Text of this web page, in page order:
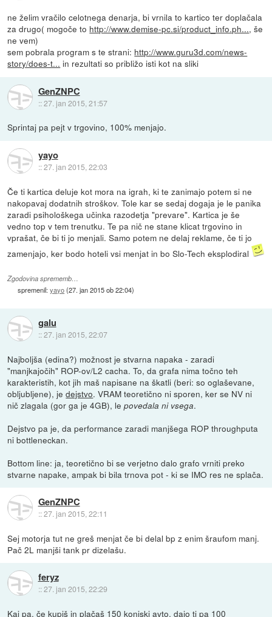
ne želim vračilo celotnega denarja, bi vrnila to kartico ter doplačala
za drugo( mogoče to http://www.demise-pc.si/product_info.ph..., še
ne vem)
sem pobrala program s te strani: http://www.guru3d.com/news-
story/does-t... in rezultati so približo isti kot na sliki
GenZNPC
::27. jan 2015, 21:57
Sprintaj pa pejt v trgovino, 100% menjajo.
yayo
::27. jan 2015, 22:03
Če ti kartica deluje kot mora na igrah, ki te zanimajo potem si ne
nakopavaj dodatnih stroškov. Tole kar se sedaj dogaja je le panika
zaradi psihološkega učinka razodetja "prevare". Kartica je še
vedno top v tem trenutku. Te pa nič ne stane klicat trgovino in
vprašat, če bi ti jo menjali. Samo potem ne delaj reklame, če ti jo
zamenjajo, ker bodo hoteli vsi menjat in bo Slo-Tech eksplodiral
Zgodovina sprememb…
spremenil:yayo(27. jan 2015 ob 22:04)
galu
::27. jan 2015, 22:07
Najboljša (edina?) možnost je stvarna napaka - zaradi
"manjkajočih" ROP-ov/L2 cacha. To, da grafa nima točno teh
karakteristih, kot jih maš napisane na škatli (beri: so oglaševane,
obljubljene), jedejstvo. VRAM teoretično ni sporen, ker se NV ni
nič zlagala (gor ga je 4GB), lepovedala ni vsega.
Dejstvo pa je, da performance zaradi manjšega ROP throughputa
ni bottleneckan.
Bottom line: ja, teoretično bi se verjetno dalo grafo vrniti preko
stvarne napake, ampak bi bila trnova pot - ki se IMO res ne splača.
GenZNPC
::27. jan 2015, 22:11
Sej motorja tut ne greš menjat če bi delal bp z enim šraufom manj.
Pač 2L manjši tank pr dizelašu.
feryz
::27. jan 2015, 22:29
Kaj pa, če kupiš in plačaš 150 konjski avto, dajo ti pa 100